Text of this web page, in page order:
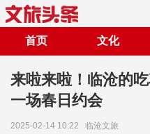
首页 文化
来啦来啦！临沧的
一场春日约会
2025-02-14 10:22 临沧文旅